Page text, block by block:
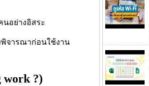
นอย่างอิสระ
work ?)